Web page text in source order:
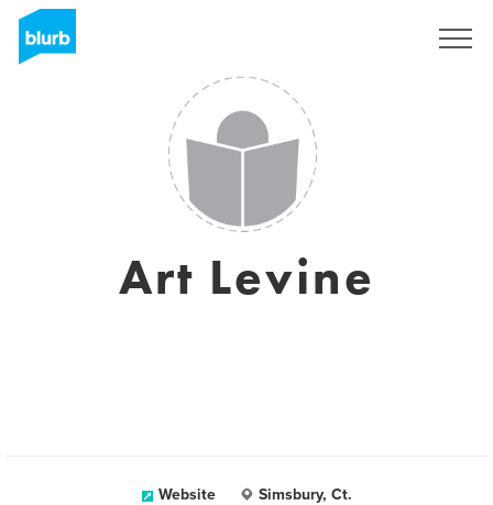
Art Levine
Website Simsbury, Ct.